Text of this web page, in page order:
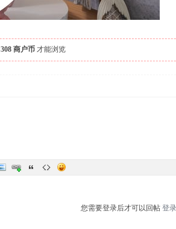
308 商户币 才能浏览
您需要登录后才可以回帖 登录